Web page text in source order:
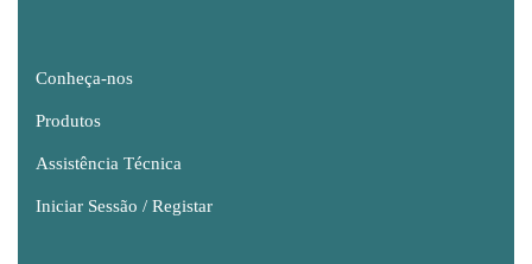
Conheça-nos
Produtos
Assistência Técnica
Iniciar Sessão / Registar